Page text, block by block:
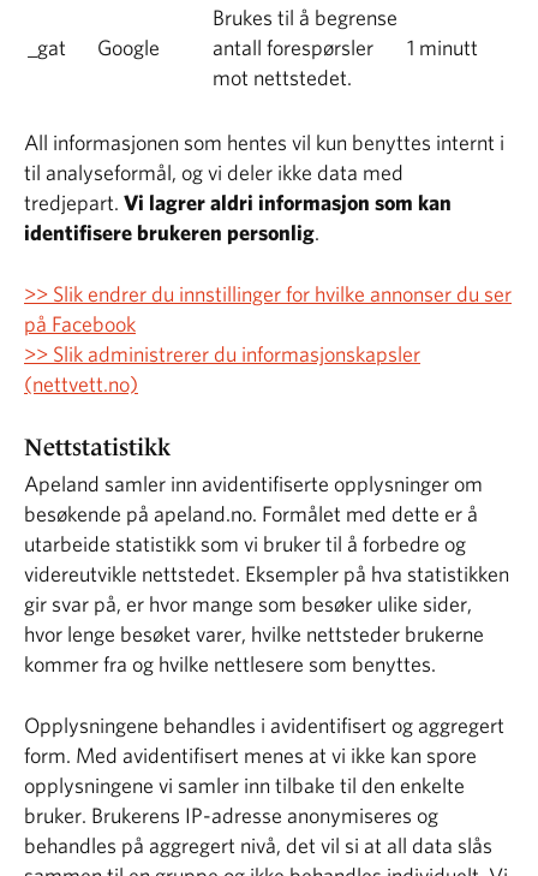
_gat Google
Brukes til å begrense
antall forespørsler
mot nettstedet.
1 minutt
All informasjonen som hentes vil kun benyttes internt i
til analyseformål, og vi deler ikke data med
tredjepart. Vi lagrer aldri informasjon som kan
identifisere brukeren personlig.
>> Slik endrer du innstillinger for hvilke annonser du ser
på Facebook
>> Slik administrerer du informasjonskapsler
(nettvett.no)
Nettstatistikk
Apeland samler inn avidentifiserte opplysninger om
besøkende på apeland.no. Formålet med dette er å
utarbeide statistikk som vi bruker til å forbedre og
videreutvikle nettstedet. Eksempler på hva statistikken
gir svar på, er hvor mange som besøker ulike sider,
hvor lenge besøket varer, hvilke nettsteder brukerne
kommer fra og hvilke nettlesere som benyttes.
Opplysningene behandles i avidentifisert og aggregert
form. Med avidentifisert menes at vi ikke kan spore
opplysningene vi samler inn tilbake til den enkelte
bruker. Brukerens IP-adresse anonymiseres og
behandles på aggregert nivå, det vil si at all data slås